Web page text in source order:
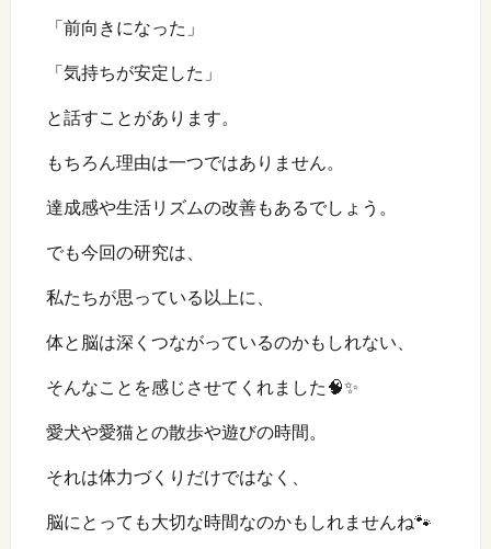
「前向きになった」
「気持ちが安定した」
と話すことがあります。
もちろん理由は一つではありません。
達成感や生活リズムの改善もあるでしょう。
でも今回の研究は、
私たちが思っている以上に、
体と脳は深くつながっているのかもしれない、
そんなことを感じさせてくれました🧠✨
愛犬や愛猫との散歩や遊びの時間。
それは体力づくりだけではなく、
脳にとっても大切な時間なのかもしれませんね🐾